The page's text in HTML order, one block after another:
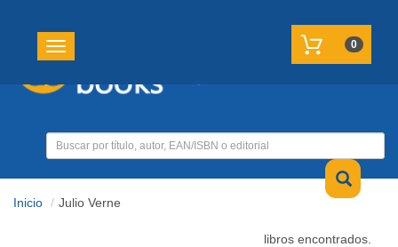
Toggle navigation 0
Inicio Julio Verne
libros encontrados.